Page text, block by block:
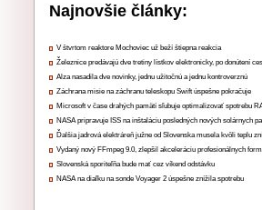
Najnovšie články:
V štvrtom reaktore Mochoviec už beží štiepna reakcia
Železnice predávajú dve tretiny lístkov elektronicky, po donútení
Alza nasadila dve novinky, jednu užitočnú a jednu kontroverznú
Záchrana misie na záchranu teleskopu Swift úspešne pokračuje
Microsoft v čase drahých pamätí sľubuje optimalizovať spotrebu
NASA pripravuje ISS na inštaláciu posledných nových solárnych
Ďalšia jadrová elektráreň južne od Slovenska musela kvôli teplu
Vydaný nový FFmpeg 9.0, zlepšil akceleráciu profesionálnych
Slovenská sporiteľňa bude mať cez víkend odstávku
NASA na diaľku na sonde Voyager 2 úspešne znížila spotrebu